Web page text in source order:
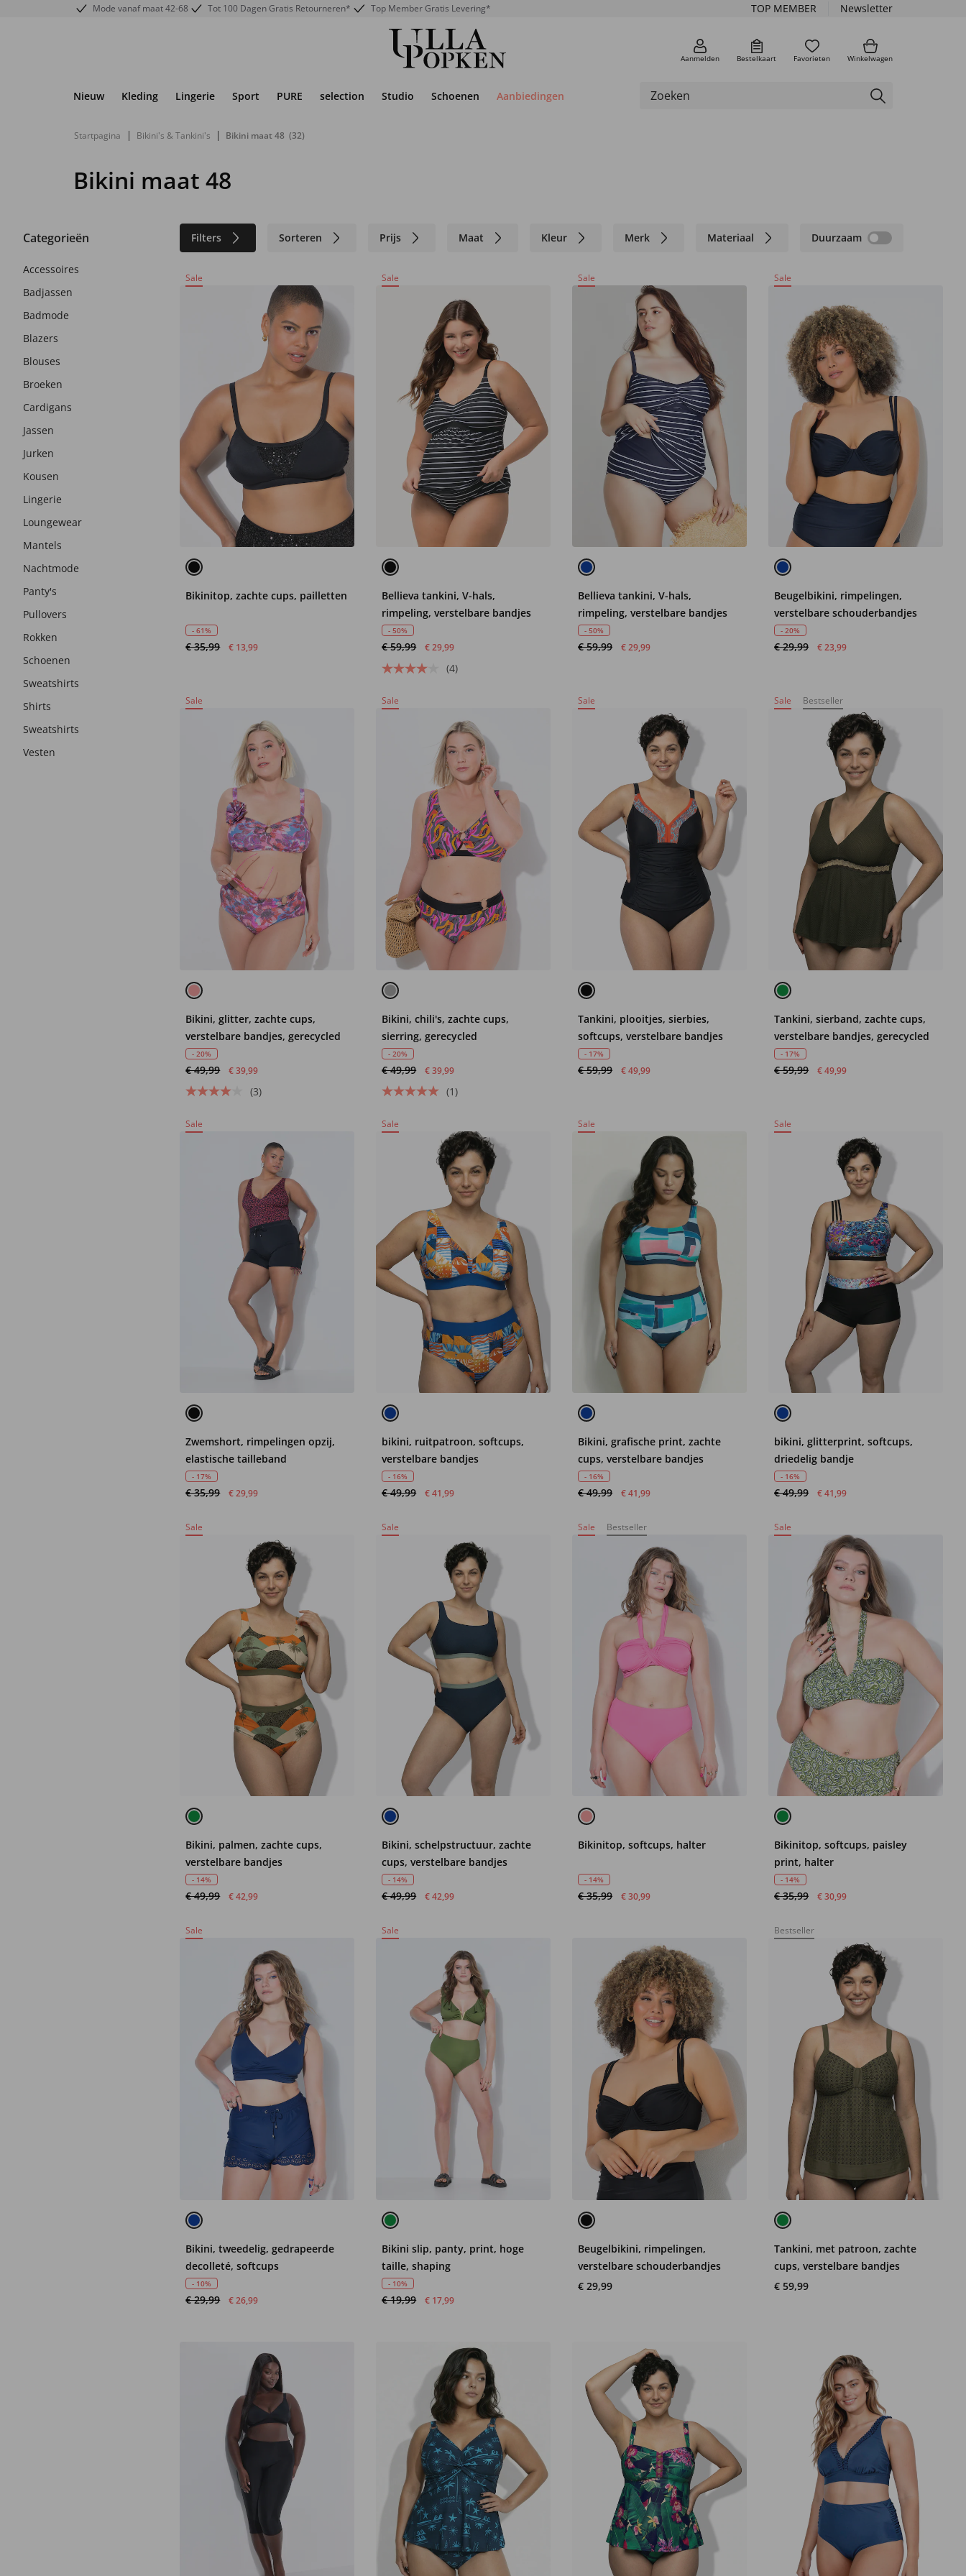
Mode vanaf maat 42-68 Tot 100 Dagen Gratis Retourneren* Top Member Gratis Levering* TOP MEMBER Newsletter
Aanmelden Bestelkaart Favorieten Winkelwagen
Nieuw Kleding Lingerie Sport PURE selection Studio Schoenen Aanbiedingen
Startpagina | Bikini's & Tankini's | Bikini maat 48 (32)
Bikini maat 48
Categorieën Filters Sorteren Prijs Maat Kleur Merk Materiaal Duurzaam
Accessoires
Badjassen
Badmode
Blazers
Blouses
Broeken
Cardigans
Jassen
Jurken
Kousen
Lingerie
Loungewear
Mantels
Nachtmode
Panty's
Pullovers
Rokken
Schoenen
Sweatshirts
Shirts
Sweatshirts
Vesten
Sale
Bikinitop, zachte cups, pailletten
- 61%
€ 35,99 € 13,99
Sale
Bellieva tankini, V-hals,
rimpeling, verstelbare bandjes
- 50%
€ 59,99 € 29,99
(4)
Sale
Bellieva tankini, V-hals,
rimpeling, verstelbare bandjes
- 50%
€ 59,99 € 29,99
Sale
Beugelbikini, rimpelingen,
verstelbare schouderbandjes
- 20%
€ 29,99 € 23,99
Sale
Bikini, glitter, zachte cups,
verstelbare bandjes, gerecycled
- 20%
€ 49,99 € 39,99
(3)
Sale
Bikini, chili's, zachte cups,
sierring, gerecycled
- 20%
€ 49,99 € 39,99
(1)
Sale
Tankini, plooitjes, sierbies,
softcups, verstelbare bandjes
- 17%
€ 59,99 € 49,99
Sale Bestseller
Tankini, sierband, zachte cups,
verstelbare bandjes, gerecycled
- 17%
€ 59,99 € 49,99
Sale
Zwemshort, rimpelingen opzij,
elastische tailleband
- 17%
€ 35,99 € 29,99
Sale
bikini, ruitpatroon, softcups,
verstelbare bandjes
- 16%
€ 49,99 € 41,99
Sale
Bikini, grafische print, zachte
cups, verstelbare bandjes
- 16%
€ 49,99 € 41,99
Sale
bikini, glitterprint, softcups,
driedelig bandje
- 16%
€ 49,99 € 41,99
Sale
Bikini, palmen, zachte cups,
verstelbare bandjes
- 14%
€ 49,99 € 42,99
Sale
Bikini, schelpstructuur, zachte
cups, verstelbare bandjes
- 14%
€ 49,99 € 42,99
Sale Bestseller
Bikinitop, softcups, halter
- 14%
€ 35,99 € 30,99
Sale
Bikinitop, softcups, paisley
print, halter
- 14%
€ 35,99 € 30,99
Sale
Bikini, tweedelig, gedrapeerde
decolleté, softcups
- 10%
€ 29,99 € 26,99
Sale
Bikini slip, panty, print, hoge
taille, shaping
- 10%
€ 19,99 € 17,99
Beugelbikini, rimpelingen,
verstelbare schouderbandjes
€ 29,99
Bestseller
Tankini, met patroon, zachte
cups, verstelbare bandjes
€ 59,99